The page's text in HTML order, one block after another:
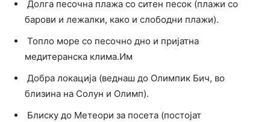
Долга песочна плажа со ситен песок (плажи со
барови и лежалки, како и слободни плажи).
Топло море со песочно дно и пријатна
медитеранска клима.Им
Добра локација (веднаш до Олимпик Бич, во
близина на Солун и Олимп).
Блиску до Метеори за посета (постојат